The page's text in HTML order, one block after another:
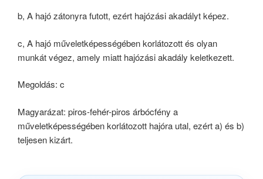
b, A hajó zátonyra futott, ezért hajózási akadályt képez.
c, A hajó műveletképességében korlátozott és olyan
munkát végez, amely miatt hajózási akadály keletkezett.
Megoldás: c
Magyarázat: piros-fehér-piros árbócfény a
műveletképességében korlátozott hajóra utal, ezért a) és b)
teljesen kizárt.